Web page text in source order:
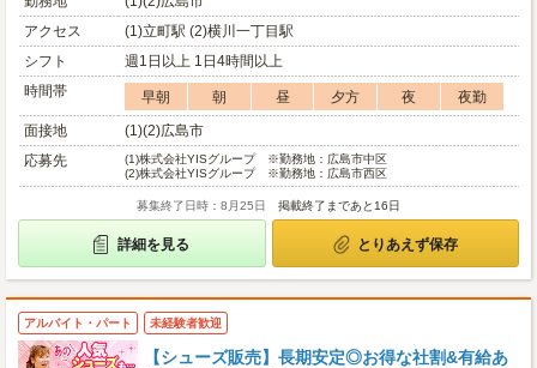
アクセス
(1)立町駅 (2)横川一丁目駅
シフト
週1日以上 1日4時間以上
時間帯
早朝 朝 昼 夕方 夜
夜勤
面接地
(1)(2)広島市
応募先
(1)株式会社YISグループ ※勤務地：広島市中区
(2)株式会社YISグループ ※勤務地：広島市西区
募集終了日時：8月25日 掲載終了まであと16日
詳細を見る とりあえず保存
アルバイト・パート 未経験者歓迎
【シューズ販売】長期安定◎お得な社割&有給あ